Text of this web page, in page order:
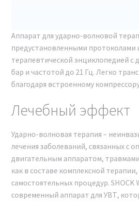
воспользоваться функцией NFC-
расположенного обычно над
Достаточно приложить свой
Если аппарат является
смартфона появится зеленая
свидетельствовать об его
соответствии заявленным
Аппарат для ударно-волновой
предустановленными протоколами
терапевтической энциклопедией с
бар и частотой до 21 Гц. Легко
благодаря встроенному
Лечебный эффект
Ударно-волновая терапия –
лечения заболеваний, связанных с
двигательным аппаратом,
как в составе комплексной терапии,
самостоятельных процедур. SHOCK
современный аппарат для УВТ,